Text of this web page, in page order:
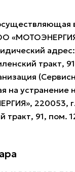
тракт,
на устранение
220053,
тракт, 91, пом.